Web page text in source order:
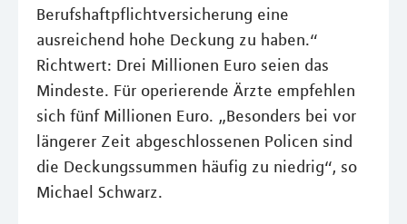
Berufshaftpflichtversicherung eine
ausreichend hohe Deckung zu haben.“
Richtwert: Drei Millionen Euro seien das
Mindeste. Für operierende Ärzte empfehlen
sich fünf Millionen Euro. „Besonders bei vor
längerer Zeit abgeschlossenen Policen sind
die Deckungssummen häufig zu niedrig“, so
Michael Schwarz.